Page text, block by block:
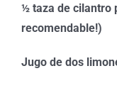
½ taza de cilantro
recomendable!)
Jugo de dos